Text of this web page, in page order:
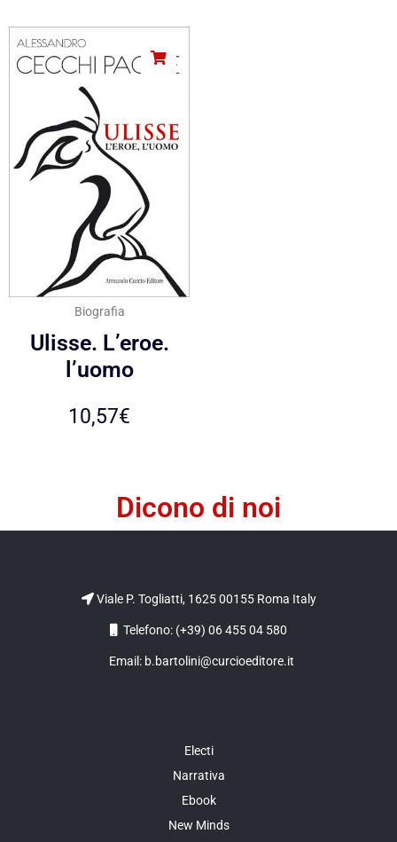
Biografia
Ulisse. L’eroe.
l’uomo
10,57€
Dicono di noi
Viale P. Togliatti, 1625 00155 Roma Italy
Telefono: (+39) 06 455 04 580
Email: b.bartolini@curcioeditore.it
Electi
Narrativa
Ebook
New Minds